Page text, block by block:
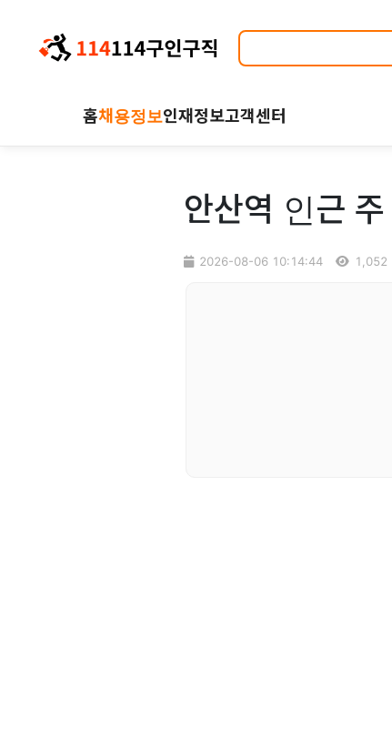
홈채용정보인재정보고객센터
안산역 인근
2026-08-06 10:14:44 1,052